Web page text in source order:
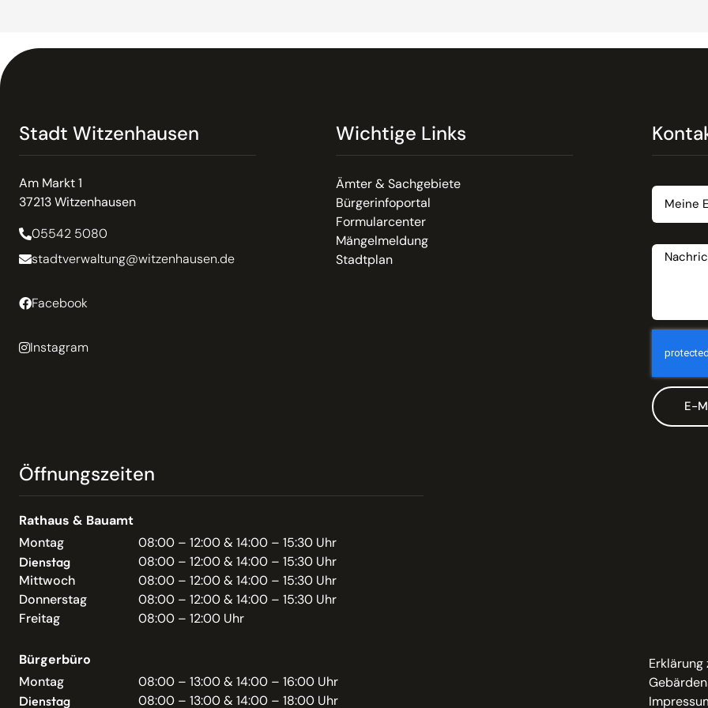
Stadt Witzenhausen
Am Markt 1
37213 Witzenhausen
05542 5080
stadtverwaltung@witzenhausen.de
Facebook
Instagram
Wichtige Links
Ämter & Sachgebiete
Bürgerinfoportal
Formularcenter
Mängelmeldung
Stadtplan
E-
Öffnungszeiten
Rathaus & Bauamt
Montag
08:00 – 12:00 & 14:00 – 15:30 Uhr
Dienstag
08:00 – 12:00 & 14:00 – 15:30 Uhr
Mittwoch
08:00 – 12:00 & 14:00 – 15:30 Uhr
Donnerstag
08:00 – 12:00 & 14:00 – 15:30 Uhr
Freitag
08:00 – 12:00 Uhr
Bürgerbüro
Montag
08:00 – 13:00 & 14:00 – 16:00 Uhr
Dienstag 08:00 – 13:00 & 14:00 – 18:00 Uhr